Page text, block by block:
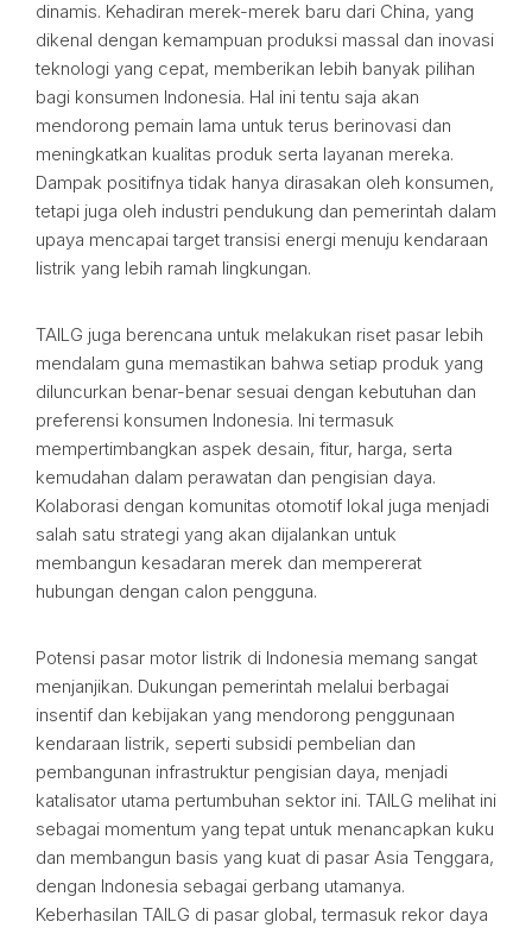
dinamis. Kehadiran merek-merek baru dari China, yang
dikenal dengan kemampuan produksi massal dan inovasi
teknologi yang cepat, memberikan lebih banyak pilihan
bagi konsumen Indonesia. Hal ini tentu saja akan
mendorong pemain lama untuk terus berinovasi dan
meningkatkan kualitas produk serta layanan mereka.
Dampak positifnya tidak hanya dirasakan oleh konsumen,
tetapi juga oleh industri pendukung dan pemerintah dalam
upaya mencapai target transisi energi menuju kendaraan
listrik yang lebih ramah lingkungan.
TAILG juga berencana untuk melakukan riset pasar lebih
mendalam guna memastikan bahwa setiap produk yang
diluncurkan benar-benar sesuai dengan kebutuhan dan
preferensi konsumen Indonesia. Ini termasuk
mempertimbangkan aspek desain, fitur, harga, serta
kemudahan dalam perawatan dan pengisian daya.
Kolaborasi dengan komunitas otomotif lokal juga menjadi
salah satu strategi yang akan dijalankan untuk
membangun kesadaran merek dan mempererat
hubungan dengan calon pengguna.
Potensi pasar motor listrik di Indonesia memang sangat
menjanjikan. Dukungan pemerintah melalui berbagai
insentif dan kebijakan yang mendorong penggunaan
kendaraan listrik, seperti subsidi pembelian dan
pembangunan infrastruktur pengisian daya, menjadi
katalisator utama pertumbuhan sektor ini. TAILG melihat ini
sebagai momentum yang tepat untuk menancapkan kuku
dan membangun basis yang kuat di pasar Asia Tenggara,
dengan Indonesia sebagai gerbang utamanya.
Keberhasilan TAILG di pasar global, termasuk rekor daya